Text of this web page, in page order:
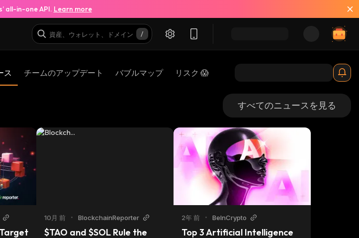
all-in-one API. Learn more
ス チームのアップデート バブルマップ リスク 😱
すべてのニュースを見る
10月 前 • BlockchainReporter
$TAO and $SOL Rule the
2年 前 • BeInCrypto
Top 3 Artificial Intelligence